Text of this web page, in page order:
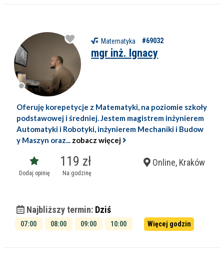
Matematyka #69032
mgr inż. Ignacy
Oferuję korepetycje z Matematyki, na poziomie szkoły
podstawowej i średniej. Jestem magistrem inżynierem
Automatyki i Robotyki, inżynierem Mechaniki i Budow
y Maszyn oraz... zobacz więcej
Dodaj opinię
119 zł
Na godzinę
Online, Kraków
Najbliższy termin: Dziś
07:00 08:00 09:00
10:00
Więcej godzin